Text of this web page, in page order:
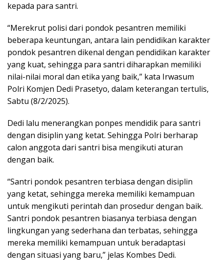
kepada para santri.
“Merekrut polisi dari pondok pesantren memiliki
beberapa keuntungan, antara lain pendidikan karakter
pondok pesantren dikenal dengan pendidikan karakter
yang kuat, sehingga para santri diharapkan memiliki
nilai-nilai moral dan etika yang baik,” kata Irwasum
Polri Komjen Dedi Prasetyo, dalam keterangan tertulis,
Sabtu (8/2/2025).
Dedi lalu menerangkan ponpes mendidik para santri
dengan disiplin yang ketat. Sehingga Polri berharap
calon anggota dari santri bisa mengikuti aturan
dengan baik.
“Santri pondok pesantren terbiasa dengan disiplin
yang ketat, sehingga mereka memiliki kemampuan
untuk mengikuti perintah dan prosedur dengan baik.
Santri pondok pesantren biasanya terbiasa dengan
lingkungan yang sederhana dan terbatas, sehingga
mereka memiliki kemampuan untuk beradaptasi
dengan situasi yang baru,” jelas Kombes Dedi.